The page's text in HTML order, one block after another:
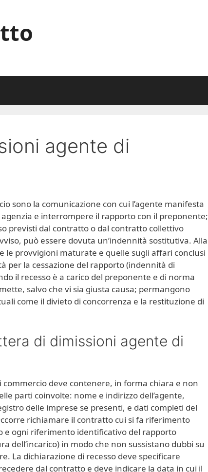
agente di
sono la comunicazione con cui l’agente manifesta
e interrompere il rapporto con il preponente;
previsti dal contratto o dal contratto collettivo
può essere dovuta un’indennità sostitutiva. Alla
le provvigioni maturate e quelle sugli affari conclusi
per la cessazione del rapporto (indennità di
il recesso è a carico del preponente e di norma
salvo che vi sia giusta causa; permangono
come il divieto di concorrenza e la restituzione di
di dimissioni agente di
deve contenere, in forma chiara e non
parti coinvolte: nome e indirizzo dell’agente,
delle imprese se presenti, e dati completi del
richiamare il contratto cui si fa riferimento
e ogni riferimento identificativo del rapporto
dell’incarico) in modo che non sussistano dubbi su
La dichiarazione di recesso deve specificare
dal contratto e deve indicare la data in cui il